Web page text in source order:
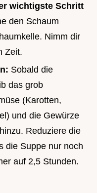
wichtigste Schritt
den Schaum
Nimm dir
Zeit.
Sobald die
das grob
(Karotten,
und die Gewürze
Reduziere die
die Suppe nur noch
auf 2,5 Stunden.